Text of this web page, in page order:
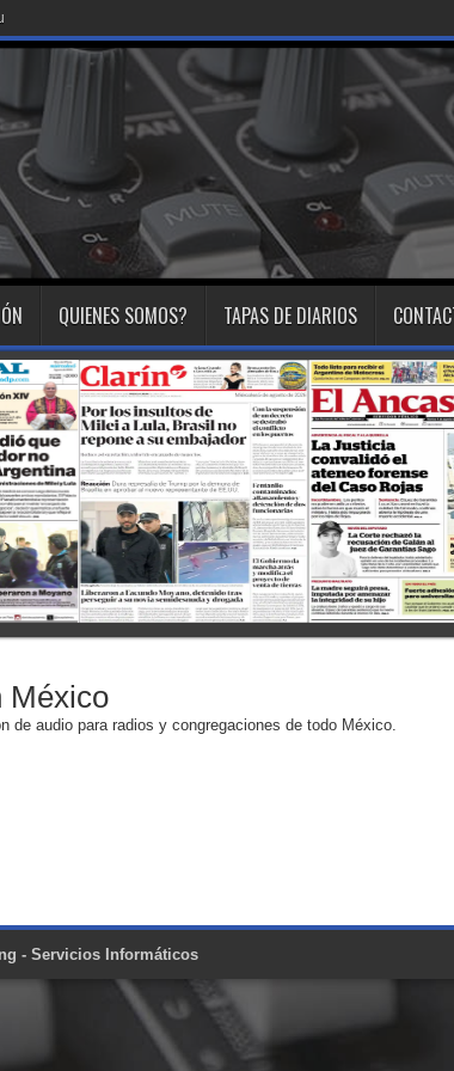
a la intromisión política de
QUIENES SOMOS? TAPAS DE DIARIOS
México
de audio para radios y congregaciones de todo México.
- Servicios Informáticos